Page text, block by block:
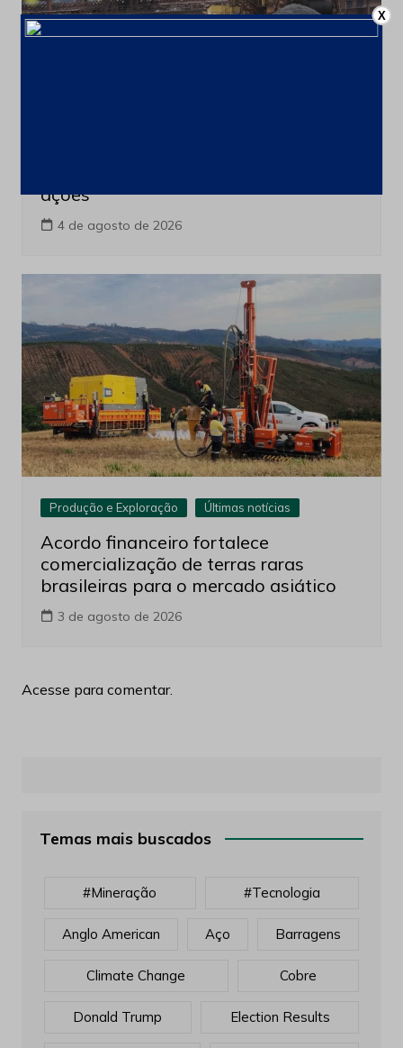
ações
4 de agosto de 2026
Produção e Exploração Últimas notícias
Acordo financeiro fortalece
comercialização de terras raras
brasileiras para o mercado asiático
3 de agosto de 2026
Acesse para comentar.
Temas mais buscados
#mineração #tecnologia
Anglo American Aço Barragens
Climate Change Cobre
Donald Trump Election Results
X